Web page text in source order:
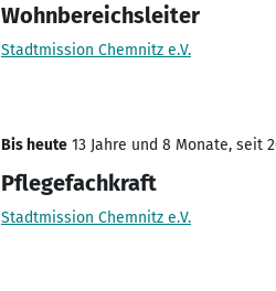
Wohnbereichsleiter
Stadtmission Chemnitz e.V.
Bis heute 13 Jahre und 8 Monate, seit
Pflegefachkraft
Stadtmission Chemnitz e.V.